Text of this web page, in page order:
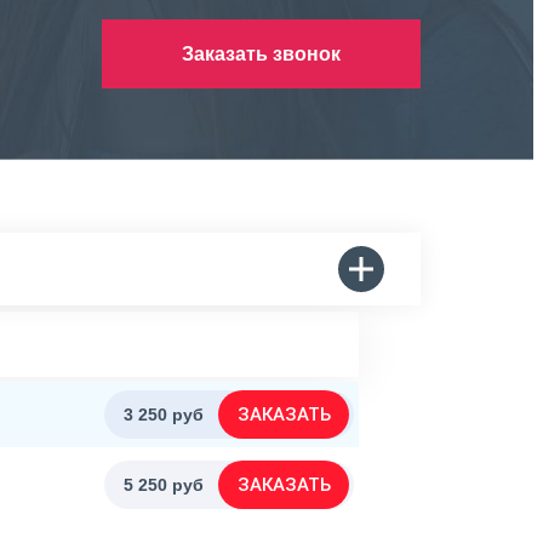
Заказать звонок
3 250 руб ЗАКАЗАТЬ
5 250 руб ЗАКАЗАТЬ